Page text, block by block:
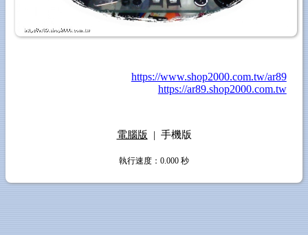
https://www.shop2000.com.tw/ar89
https://ar89.shop2000.com.tw
電腦版 | 手機版
執行速度 ：0.000 秒